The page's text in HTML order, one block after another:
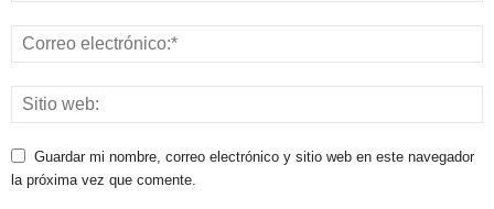
Guardar mi nombre, correo electrónico y sitio web en este navegador
la próxima vez que comente.